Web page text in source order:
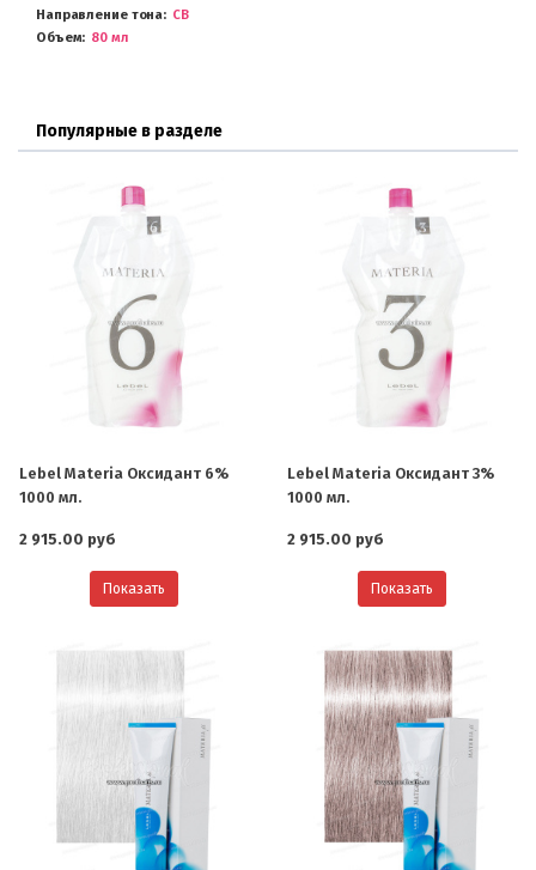
Направление тона
CB
Объем
80 мл
Популярные в разделе
Lebel Materia Оксидант 6%
1000 мл.
2 915.00 руб
Показать
Lebel Materia Оксидант 3%
1000 мл.
2 915.00 руб
Показать